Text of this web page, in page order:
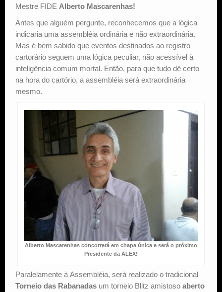
Mestre FIDE Alberto Mascarenhas!
Antes que alguém pergunte, reconhecemos que a lógica
indicaria uma assembléia ordinária e não extraordinária.
Mas é bem sabido que eventos destinados ao registro
cartorário seguem uma lógica peculiar, não acessível à
inteligência comum mortal. Então, para que tudo dê certo
na hora do cartório, a assembléia será extraordinária
mesmo.
Alberto Mascarenhas concorrerá em chapa única e será o próximo
Presidente da ALEX!
Paralelamente à Assembléia, será realizado o tradicional
Torneio das Rabanadas um torneio Blitz amistoso aberto